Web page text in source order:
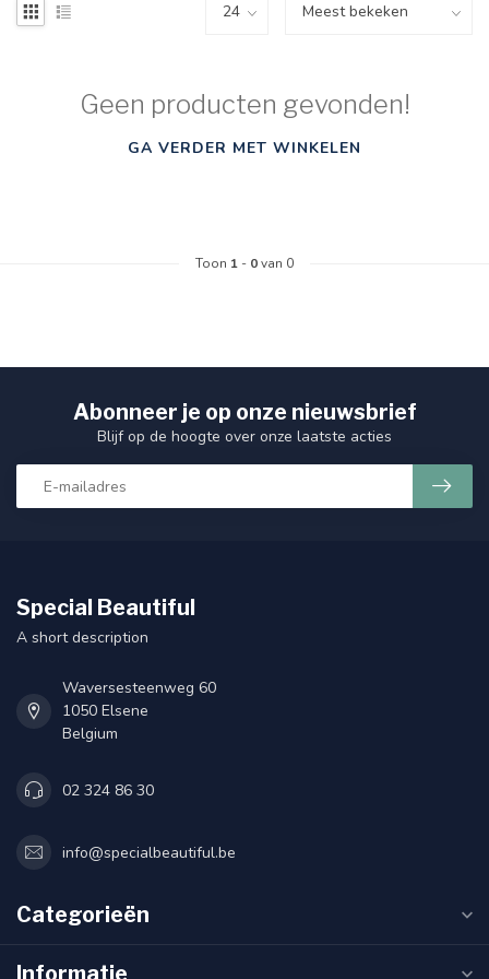
Geen producten gevonden!
GA VERDER MET WINKELEN
Toon 1 - 0van 0
Abonneer je op onze nieuwsbrief
Blijf op de hoogte over onze laatste acties
Special Beautiful
A short description
Waversesteenweg 60
1050 Elsene
Belgium
02 324 86 30
info@specialbeautiful.be
Categorieën
Informatie